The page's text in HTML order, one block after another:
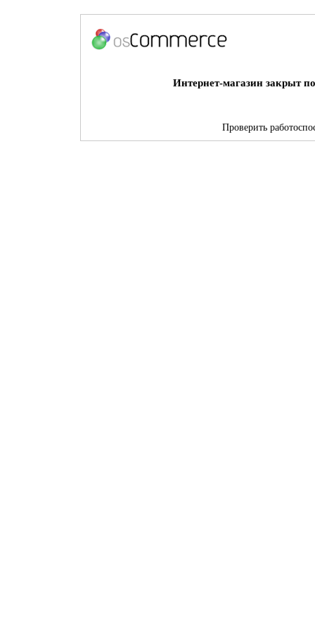
Интернет-магазин закрыт
Проверить